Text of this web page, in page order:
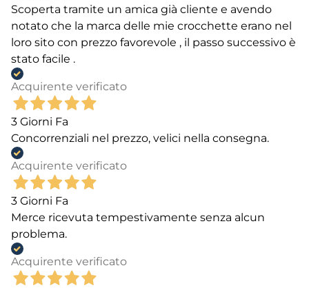
Scoperta tramite un amica già cliente e avendo
notato che la marca delle mie crocchette erano nel
loro sito con prezzo favorevole , il passo successivo è
stato facile .
Acquirente verificato
3 Giorni Fa
Concorrenziali nel prezzo, velici nella consegna.
Acquirente verificato
3 Giorni Fa
Merce ricevuta tempestivamente senza alcun
problema.
Acquirente verificato